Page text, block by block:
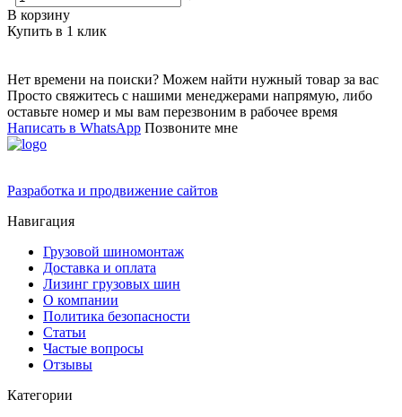
В корзину
Купить в 1 клик
Нет времени на поиски? Можем найти нужный товар за вас
Просто свяжитесь с нашими менеджерами напрямую, либо
оставьте номер и мы вам перезвоним в рабочее время
Написать в WhatsApp Позвоните мне
Разработка и продвижение сайтов
Навигация
Грузовой шиномонтаж
Доставка и оплата
Лизинг грузовых шин
О компании
Политика безопасности
Статьи
Частые вопросы
Отзывы
Категории